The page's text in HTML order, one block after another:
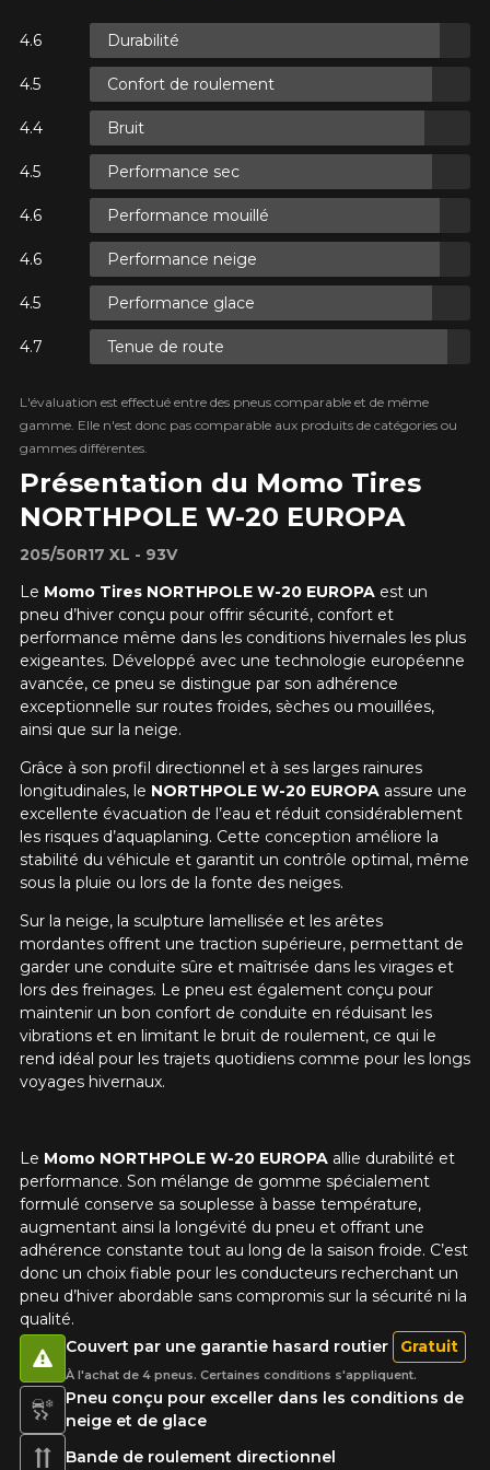
Présentation du Momo Tires
NORTHPOLE W-20 EUROPA
205/50R17 XL - 93V
Le Momo Tires NORTHPOLE W-20 EUROPAest un
pneu d’hiver conçu pour offrir sécurité, confort et
performance même dans les conditions hivernales les plus
exigeantes. Développé avec une technologie européenne
avancée, ce pneu se distingue par son adhérence
exceptionnelle sur routes froides, sèches ou mouillées,
ainsi que sur la neige.
Grâce à son profil directionnel et à ses larges rainures
longitudinales, le NORTHPOLE W-20 EUROPAassure une
excellente évacuation de l’eau et réduit considérablement
les risques d’aquaplaning. Cette conception améliore la
stabilité du véhicule et garantit un contrôle optimal, même
sous la pluie ou lors de la fonte des neiges.
Sur la neige, la sculpture lamellisée et les arêtes
mordantes offrent une traction supérieure, permettant de
garder une conduite sûre et maîtrisée dans les virages et
lors des freinages. Le pneu est également conçu pour
maintenir un bon confort de conduite en réduisant les
vibrations et en limitant le bruit de roulement, ce qui le
rend idéal pour les trajets quotidiens comme pour les longs
voyages hivernaux.
Le Momo NORTHPOLE W-20 EUROPA allie durabilité et
performance. Son mélange de gomme spécialement
formulé conserve sa souplesse à basse température,
augmentant ainsi la longévité du pneu et offrant une
adhérence constante tout au long de la saison froide. C’est
donc un choix fiable pour les conducteurs recherchant un
pneu d’hiver abordable sans compromis sur la sécurité ni la
qualité.
Durabilité
Confort de roulement
Bruit
Performance sec
Performance mouillé
Performance neige
Performance glace
Tenue de route
L'évaluation est effectué entre des pneus comparable et de même
gamme. Elle n'est donc pas comparable aux produits de catégories ou
gammes différentes.
Pneu conçu pour exceller dans les conditions de
neige et de glace
Bande de roulement directionnel
Couvert par une garantie hasard routier Gratuit
À l'achat de 4 pneus. Certaines conditions s'appliquent.